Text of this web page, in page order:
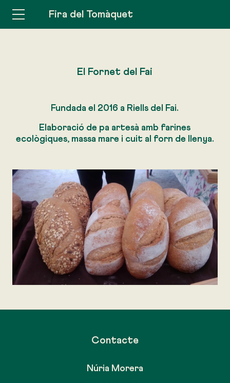
Fira del Tomàquet
El Fornet del Fai
Fundada el 2016 a Riells del Fai.
Elaboració de pa artesà amb farines
ecològiques, massa mare i cuit al forn de llenya.
Contacte
Núria Morera